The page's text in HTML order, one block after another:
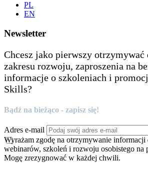
PL
EN
Newsletter
Chcesz jako pierwszy otrzymywać
zakresu rozwoju, zaproszenia na
informacje o szkoleniach i
Skills?
Bądź na bieżąco - zapisz się!
Adres e-mail
Wyrażam zgodę na otrzymywanie informacji
webinarów, szkoleń i rozwoju osobistego na
Mogę zrezygnować w każdej chwili.